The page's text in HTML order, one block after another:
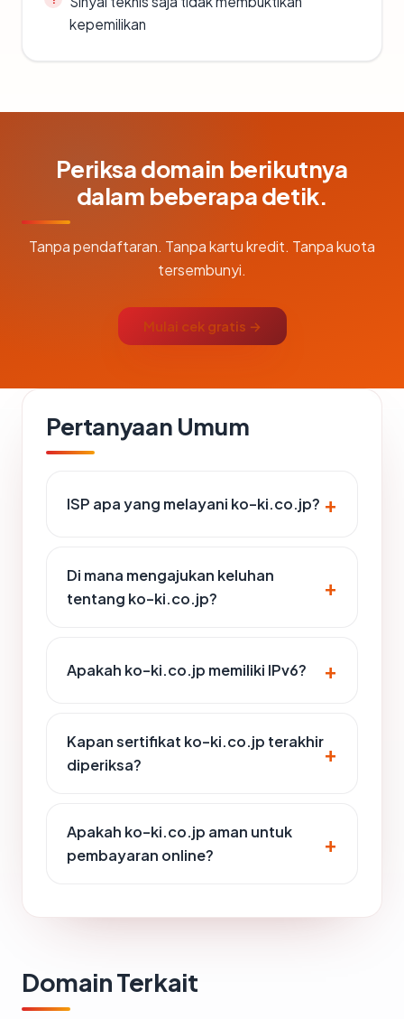
kepemilikan
Periksa domain berikutnya
dalam beberapa detik.
Tanpa pendaftaran. Tanpa kartu kredit. Tanpa kuota
tersembunyi.
Mulai cek gratis →
Pertanyaan Umum
ISP apa yang melayani ko-ki.co.jp?
Di mana mengajukan keluhan
tentang ko-ki.co.jp?
Apakah ko-ki.co.jp memiliki IPv6?
Kapan sertifikat ko-ki.co.jp terakhir
diperiksa?
Apakah ko-ki.co.jp aman untuk
pembayaran online?
Domain Terkait